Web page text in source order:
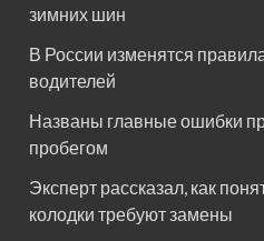
зимних шин
В России изменятся
водителей
Названы главные ошибки
пробегом
Эксперт рассказал, как
колодки требуют замены